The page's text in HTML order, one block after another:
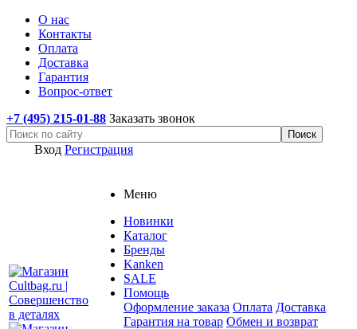
О нас
Контакты
Оплата
Доставка
Гарантия
Вопрос-ответ
+7 (495) 215-01-88 Заказать звонок
Вход Регистрация
Меню
Новинки
Каталог
Бренды
Kanken
SALE
Помощь
Оформление заказа Оплата Доставка
Гарантия на товар Обмен и возврат